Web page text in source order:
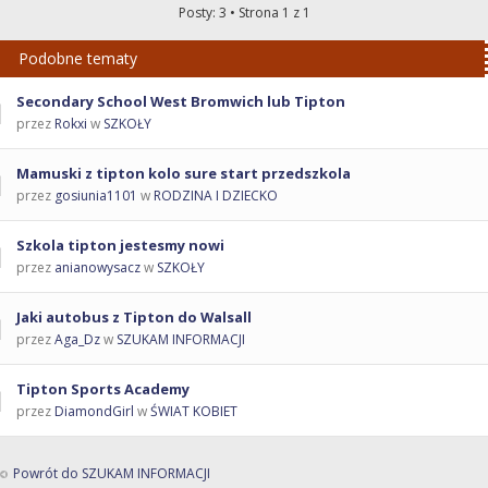
Posty: 3 • Strona 1 z 1
Podobne tematy
Secondary School West Bromwich lub Tipton
przez Rokxi w SZKOŁY
Mamuski z tipton kolo sure start przedszkola
przez gosiunia1101 w RODZINA I DZIECKO
Szkola tipton jestesmy nowi
przez anianowysaczw SZKOŁY
Jaki autobus z Tipton do Walsall
przezAga_Dzw SZUKAM INFORMACJI
Tipton Sports Academy
przez DiamondGirl wŚWIAT KOBIET
Powrót do SZUKAM INFORMACJI